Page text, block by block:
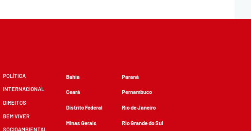
POLÍTICA
INTERNACIONAL
DIREITOS
BEM VIVER
SOCIOAMBIENTAL
Bahia
Ceará
Distrito Federal
Minas Gerais
Paraná
Pernambuco
Rio de Janeiro
Rio Grande do Sul